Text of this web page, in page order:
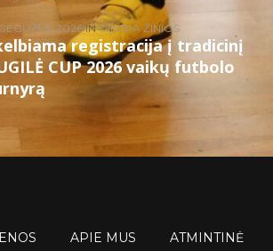
2026INGINTRA ŽINIOS
registracija į tradicinį
CUP 2026 vaikų futbolo
APIE MUS ATMINTINĖ